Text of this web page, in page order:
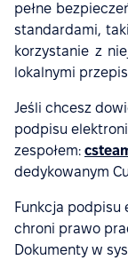
pełne
standardami,
korzystanie z
lokalnymi
Jeśli chcesz
podpisu
zespołem:
dedykowanym
Funkcja podpisu
chroni prawo
Dokumenty w